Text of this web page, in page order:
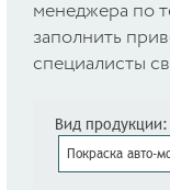
менеджера по
заполнить
специалисты
Вид продукции:
Покраска авто-